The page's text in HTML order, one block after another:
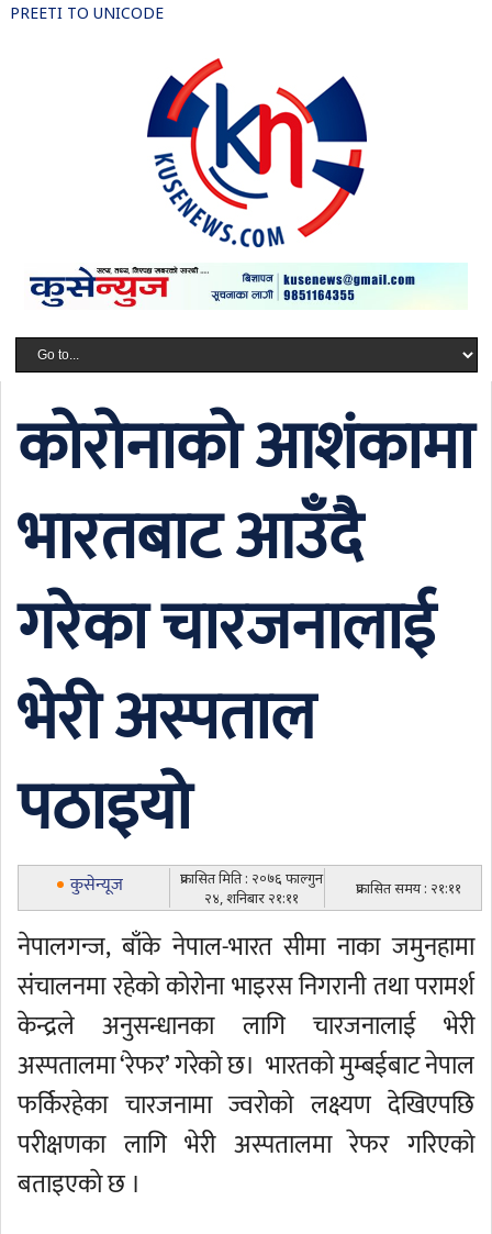
PREETI TO UNICODE
कोरोनाको आशंकामा
भारतबाट आउँदै
गरेका चारजनालाई
भेरी अस्पताल
पठाइयो
कुसेन्यूज
प्रकासित मिति : २०७६ फाल्गुन
२४, शनिबार २१:११
प्रकासित समय : २१:११
नेपालगन्ज, बाँके नेपाल-भारत सीमा नाका जमुनहामा
संचालनमा रहेको कोरोना भाइरस निगरानी तथा परामर्श
केन्द्रले अनुसन्धानका लागि चारजनालाई भेरी
अस्पतालमा ‘रेफर’ गरेको छ। भारतको मुम्बईबाट नेपाल
फर्किरहेका चारजनामा ज्वरोको लक्ष्यण देखिएपछि
परीक्षणका लागि भेरी अस्पतालमा रेफर गरिएको
बताइएकाे छ ।